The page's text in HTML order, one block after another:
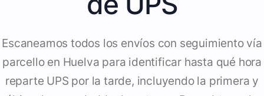
Escaneamos todos los envíos con seguimiento vía
parcello en Huelva para identificar hasta qué hora
reparte UPS por la tarde, incluyendo la primera y